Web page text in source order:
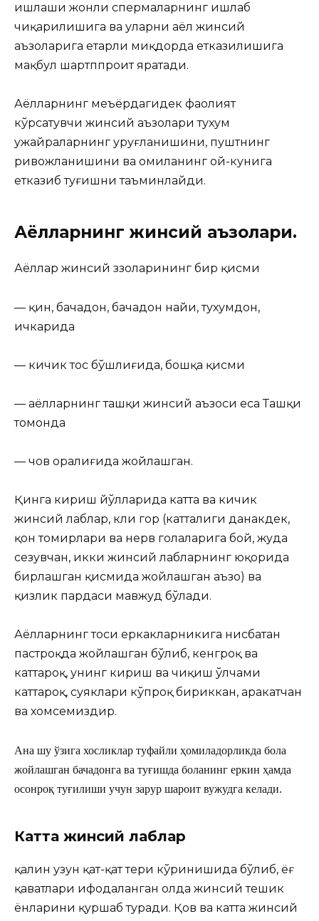
ишлаши жонли спермаларнинг ишлаб
чиқарилишига ва уларни аёл жинсий
аъзоларига етарли миқдорда етказилишига
мақбул шартппроит яратади.
Аёлларнинг меъёрдагидек фаолият
кўрсатувчи жинсий аъзолари тухум
ҳужайраларнинг уруғланишини, пуштнинг
ривожланишини ва ҳомиланинг ой-кунига
етказиб туғишни таъминлайди.
Аёлларнинг жинсий аъзолари.
Аёллар жинсий ззоларининг бир қисми
— қин, бачадон, бачадон найи, тухумдон,
ичкарида
— кичик тос бўшлиғида, бошқа қисми
— аёлларнинг ташқи жинсий аъзоси еса Ташқи
томонда
— чов оралиғида жойлашган.
Қинга кириш йўлларида катта ва кичик
жинсий лаблар, кли гор (катталиги данакдек,
қон томирлари ва нерв голаларига бой, жуда
сезувчан, икки жинсий лабларнинг юқорида
бирлашган қисмида жойлашган аъзо) ва
қизлик пардаси мавжуд бўлади.
Аёлларнинг тоси еркакларникига нисбатан
пастроқда жойлашган бўлиб, кенгроқ ва
каттароқ, унинг кириш ва чиқиш ўлчами
каттароқ, суяклари кўпроқ бириккан, ҳаракатчан
ва хомсемиздир.
Ана шу ўзига хосликлар туфайли ҳомиладорликда бола
жойлашган бачадонга ва туғишда боланинг еркин ҳамда
осонроқ туғилиши учун зарур шароит вужудга келади.
Катта жинсий лаблар
қалин узун қат-қат тери кўринишида бўлиб, ёғ
қаватлари ифодаланган ҳолда жинсий тешик
ёнларини қуршаб туради. Қов ва катта жинсий